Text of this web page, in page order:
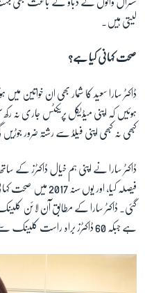
لیتی ہیں۔
صحت کہانی کیا ہے؟
ڈاکٹر سارا سعید کا شمار بھی ان خواتین
ہوئیں کہ اپنی میڈیکل پریکٹس جاری نہ
کبھی نہ کبھی اپنی فیلڈ سے رشتہ ضرور جوڑیں
ڈاکٹر سارا نے اپنی ہم خیال ڈاکٹرز کے
فیصلہ کیا، اور
ہے جبکہ 60 ڈاکٹرز براہ راست کلینک سے وابستہ ہیں۔